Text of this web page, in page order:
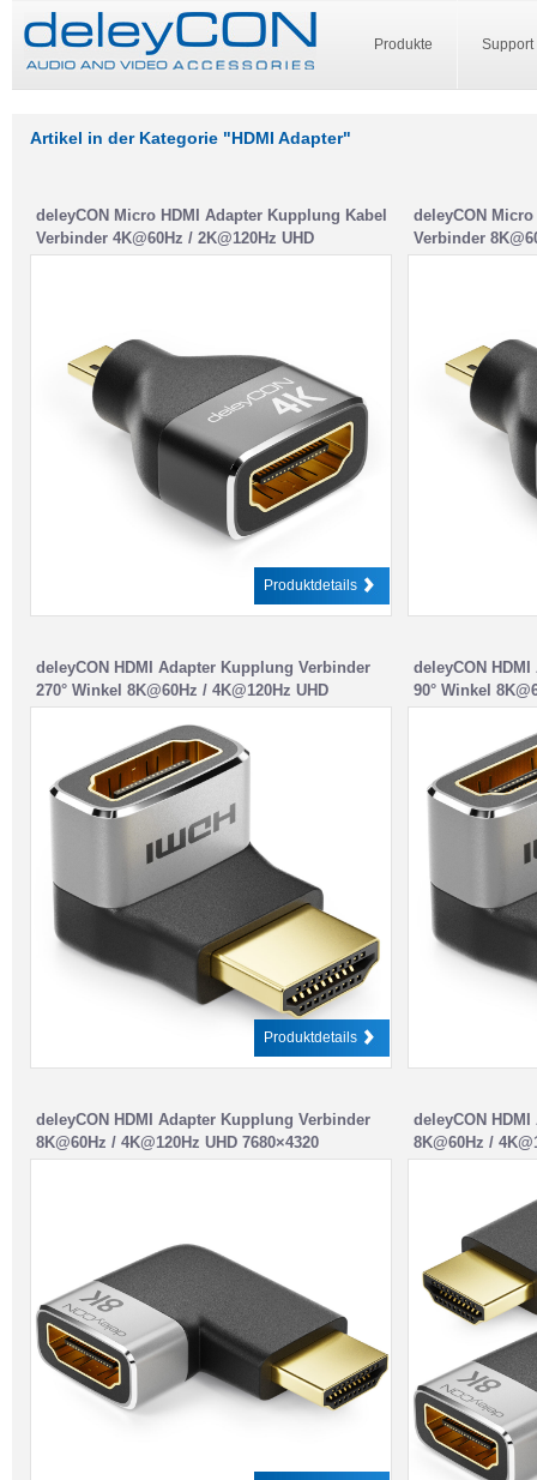
Produkte Support
Artikel in der Kategorie "HDMI Adapter"
deleyCON Micro HDMI Adapter Kupplung Kabel
Verbinder 4K@60Hz / 2K@120Hz UHD
4096×2160 Aluminium HDMI 2.0 ARC HDR 3D
Produktdetails
deleyCON
Verbinder
7680×4320
deleyCON HDMI Adapter Kupplung Verbinder
270° Winkel 8K@60Hz / 4K@120Hz UHD
Aluminium HDMI 2.1 ARC HDR10+ Dolby
Vision VRR ALLM 48Gbps 270° Gewinkelt Grau
Schwarz
Produktdetails
deleyCON
90° Winkel
7680×4320
Dolby Vision
Grau Schwarz
deleyCON HDMI Adapter Kupplung Verbinder
8K@60Hz / 4K@120Hz UHD 7680×4320
Aluminium HDMI 2.1 ARC HDR10+ Dolby
deleyCON
8K@60Hz /
2.1 ARC